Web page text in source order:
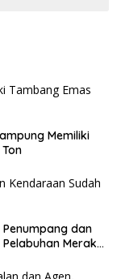
Memiliki
dan
Merak